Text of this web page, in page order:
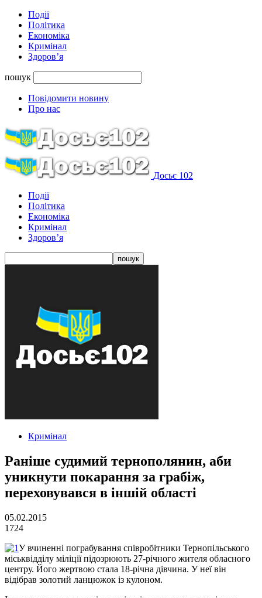
Події
Політика
Економіка
Кримінал
Здоров’я
пошук
Повідомити новину
Про нас
Досьє 102
Події
Політика
Економіка
Кримінал
Здоров’я
Кримінал
Раніше судимий тернополянин, аби
уникнути покарання за грабіж,
переховувався в іншій області
05.02.2015
1724
У вчиненні пограбування співробітники Тернопільського
міськвідділу міліції підозрюють 27-річного жителя обласного
центру. Його жертвою стала 18-річна дівчина. У неї він
відібрав золотий ланцюжок із кулоном.